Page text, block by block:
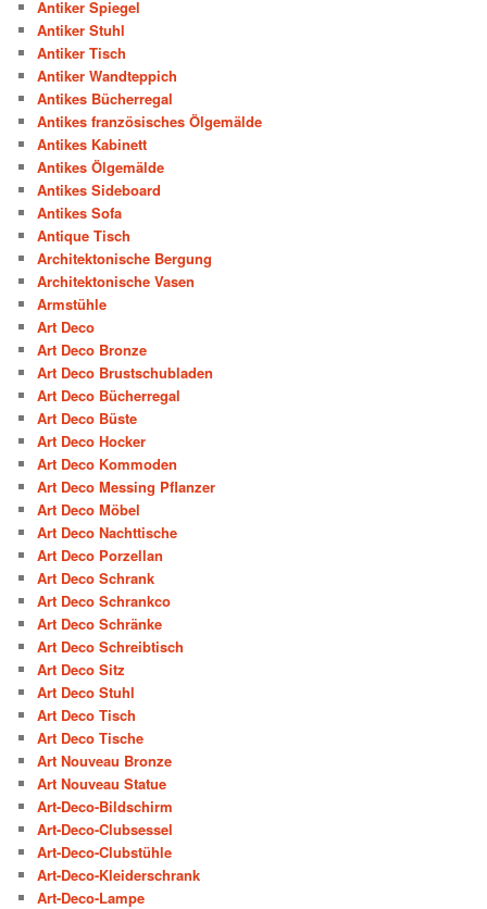
Antiker Spiegel
Antiker Stuhl
Antiker Tisch
Antiker Wandteppich
Antikes Bücherregal
Antikes französisches Ölgemälde
Antikes Kabinett
Antikes Ölgemälde
Antikes Sideboard
Antikes Sofa
Antique Tisch
Architektonische Bergung
Architektonische Vasen
Armstühle
Art Deco
Art Deco Bronze
Art Deco Brustschubladen
Art Deco Bücherregal
Art Deco Büste
Art Deco Hocker
Art Deco Kommoden
Art Deco Messing Pflanzer
Art Deco Möbel
Art Deco Nachttische
Art Deco Porzellan
Art Deco Schrank
Art Deco Schrankco
Art Deco Schränke
Art Deco Schreibtisch
Art Deco Sitz
Art Deco Stuhl
Art Deco Tisch
Art Deco Tische
Art Nouveau Bronze
Art Nouveau Statue
Art-Deco-Bildschirm
Art-Deco-Clubsessel
Art-Deco-Clubstühle
Art-Deco-Kleiderschrank
Art-Deco-Lampe